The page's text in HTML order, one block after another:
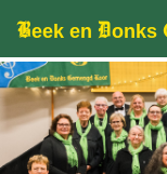
Beek en Donks